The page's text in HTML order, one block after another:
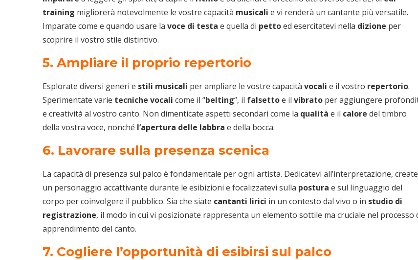
training migliorerà notevolmente le vostre capacità musicali e vi renderà un cantante più versatile.
Imparate come e quando usare la voce di testa e quella di pettoed esercitatevi nella dizione per
scoprire il vostro stile distintivo.
5. Ampliare il proprio repertorio
Esplorate diversi generi e stili musicali per ampliare le vostre capacità vocali e il vostro repertorio.
Sperimentate varie tecniche vocali come il “belting“, il falsettoe il vibrato per aggiungere
e creatività al vostro canto. Non dimenticate aspetti secondari come la qualità e il calore del timbro
della vostra voce, nonché l’apertura delle labbra e della bocca.
6. Lavorare sulla presenza scenica
La capacità di presenza sul palco è fondamentale per ogni artista. Dedicatevi all’interpretazione, create
un personaggio accattivante durante le esibizioni e focalizzatevi sulla postura e sul linguaggio del
corpo per coinvolgere il pubblico. Sia che siate cantanti lirici in un contesto dal vivo o in studio di
registrazione, il modo in cui vi posizionate rappresenta un elemento sottile ma cruciale nel processo
apprendimento del canto.
7. Cogliere l’opportunità di esibirsi sul palco